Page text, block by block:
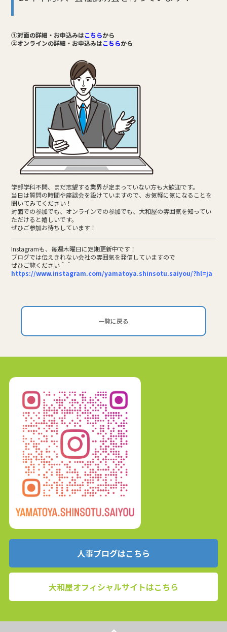
①対面の詳細・お申込みはこちらから
②オンラインの詳細・お申込みはこちらから
学部学科不問、まだ志望する業界が定まっていない方も大歓迎です。
当日は質問の時間や座談会を設けていますので、お気軽に気になることを
聞いてみてください！
対面での参加でも、オンラインでの参加でも、大和屋の雰囲気を知ってい
ただけると嬉しいです。
ぜひご参加お待ちしています！
Instagramも、毎週木曜日に定期更新中です！
ブログでは伝えきれない会社の雰囲気を発信していますので
ぜひご覧ください＾＾
https://www.instagram.com/yamatoya.shinsotu.saiyou/?hl=ja
一覧に戻る
人事ブログはこちら
大和屋オフィシャルサイトはこちら